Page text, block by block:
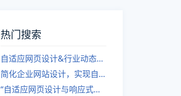
热门搜索
自适应网页设计&行业动态，关注建站。
简化企业网站设计，实现自适应设计的方法
“自适应网页设计与响应式网站建设的异同”